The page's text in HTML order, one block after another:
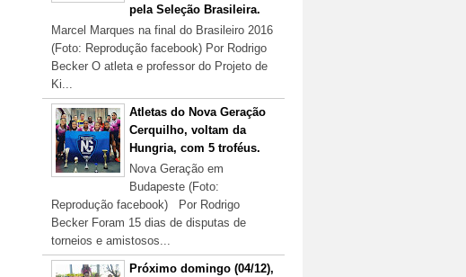
pela Seleção Brasileira.
Marcel Marques na final do Brasileiro 2016
(Foto: Reprodução facebook) Por Rodrigo
Becker O atleta e professor do Projeto de
Ki...
Atletas do Nova Geração
Cerquilho, voltam da
Hungria, com 5 troféus.
Nova Geração em
Budapeste (Foto:
Reprodução facebook) Por Rodrigo
Becker Foram 15 dias de disputas de
torneios e amistosos...
Próximo domingo (04/12),